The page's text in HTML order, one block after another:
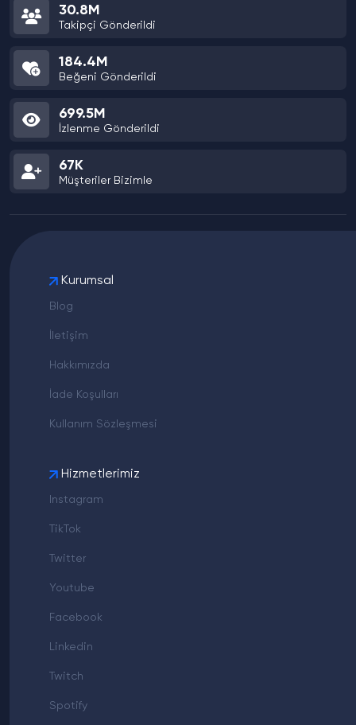
30.8M
Takipçi Gönderildi
184.4M
Beğeni Gönderildi
699.5M
İzlenme Gönderildi
67K
Müşteriler Bizimle
Kurumsal
Blog
İletişim
Hakkımızda
İade Koşulları
Kullanım Sözleşmesi
Hizmetlerimiz
Instagram
TikTok
Twitter
Youtube
Facebook
Linkedin
Twitch
Spotify